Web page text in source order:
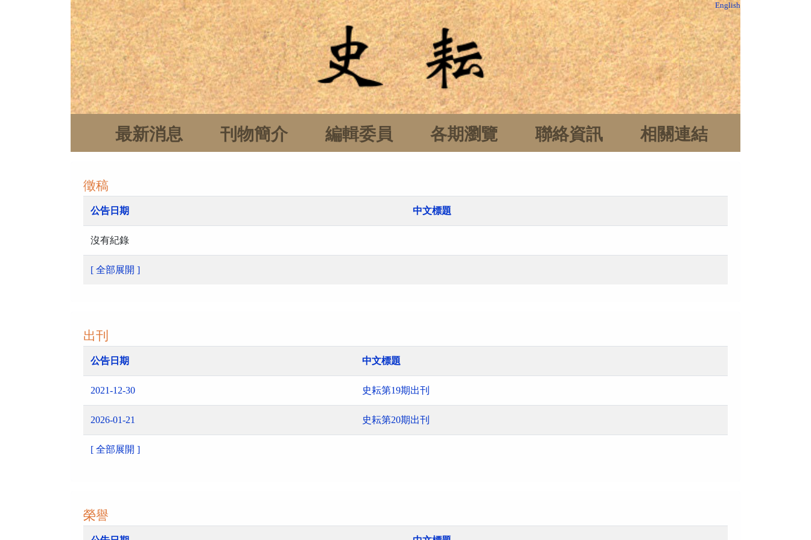
English
最新消息 刊物簡介 編輯委員 各期瀏覽 聯絡資訊 相關連結
徵稿
公告日期 中文標題
沒有紀錄
[ 全部展開 ]
出刊
公告日期 中文標題
2021-12-30 史耘第19期出刊
2026-01-21 史耘第20期出刊
[ 全部展開 ]
榮譽